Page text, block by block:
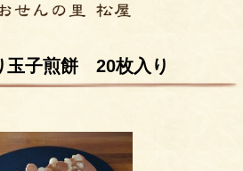
玉子煎餅 20枚入り